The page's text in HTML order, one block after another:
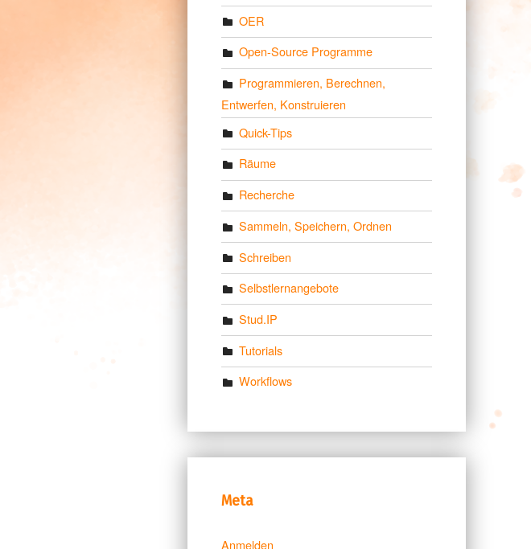
OER
Open-Source Programme
Programmieren, Berechnen,
Entwerfen, Konstruieren
Quick-Tips
Räume
Recherche
Sammeln, Speichern, Ordnen
Schreiben
Selbstlernangebote
Stud.IP
Tutorials
Workflows
Meta
Anmelden